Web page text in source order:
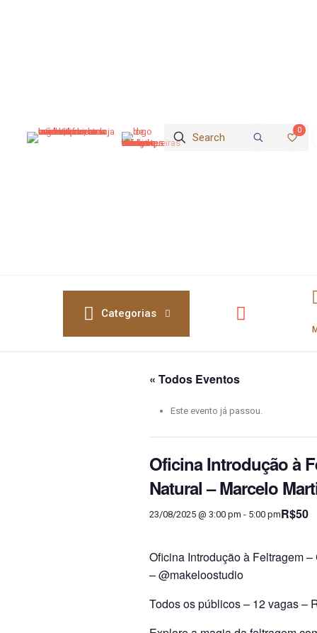
0
Categorias
« Todos Eventos
Este evento já passou.
Oficina Introdução à
Natural – Marcelo
23/08/2025 @ 3:00 pm - 5:00 pmR$50
Oficina Introdução à Feltragem
– @makeloostudio
Todos os públicos – 12 vagas –